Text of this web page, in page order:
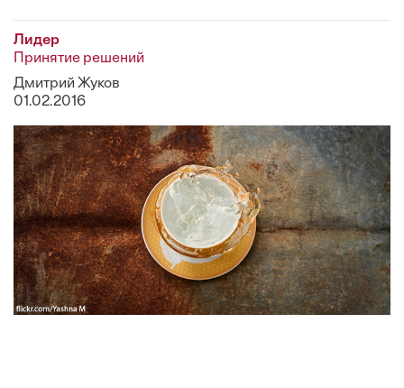
Лидер
Принятие решений
Дмитрий Жуков
01.02.2016